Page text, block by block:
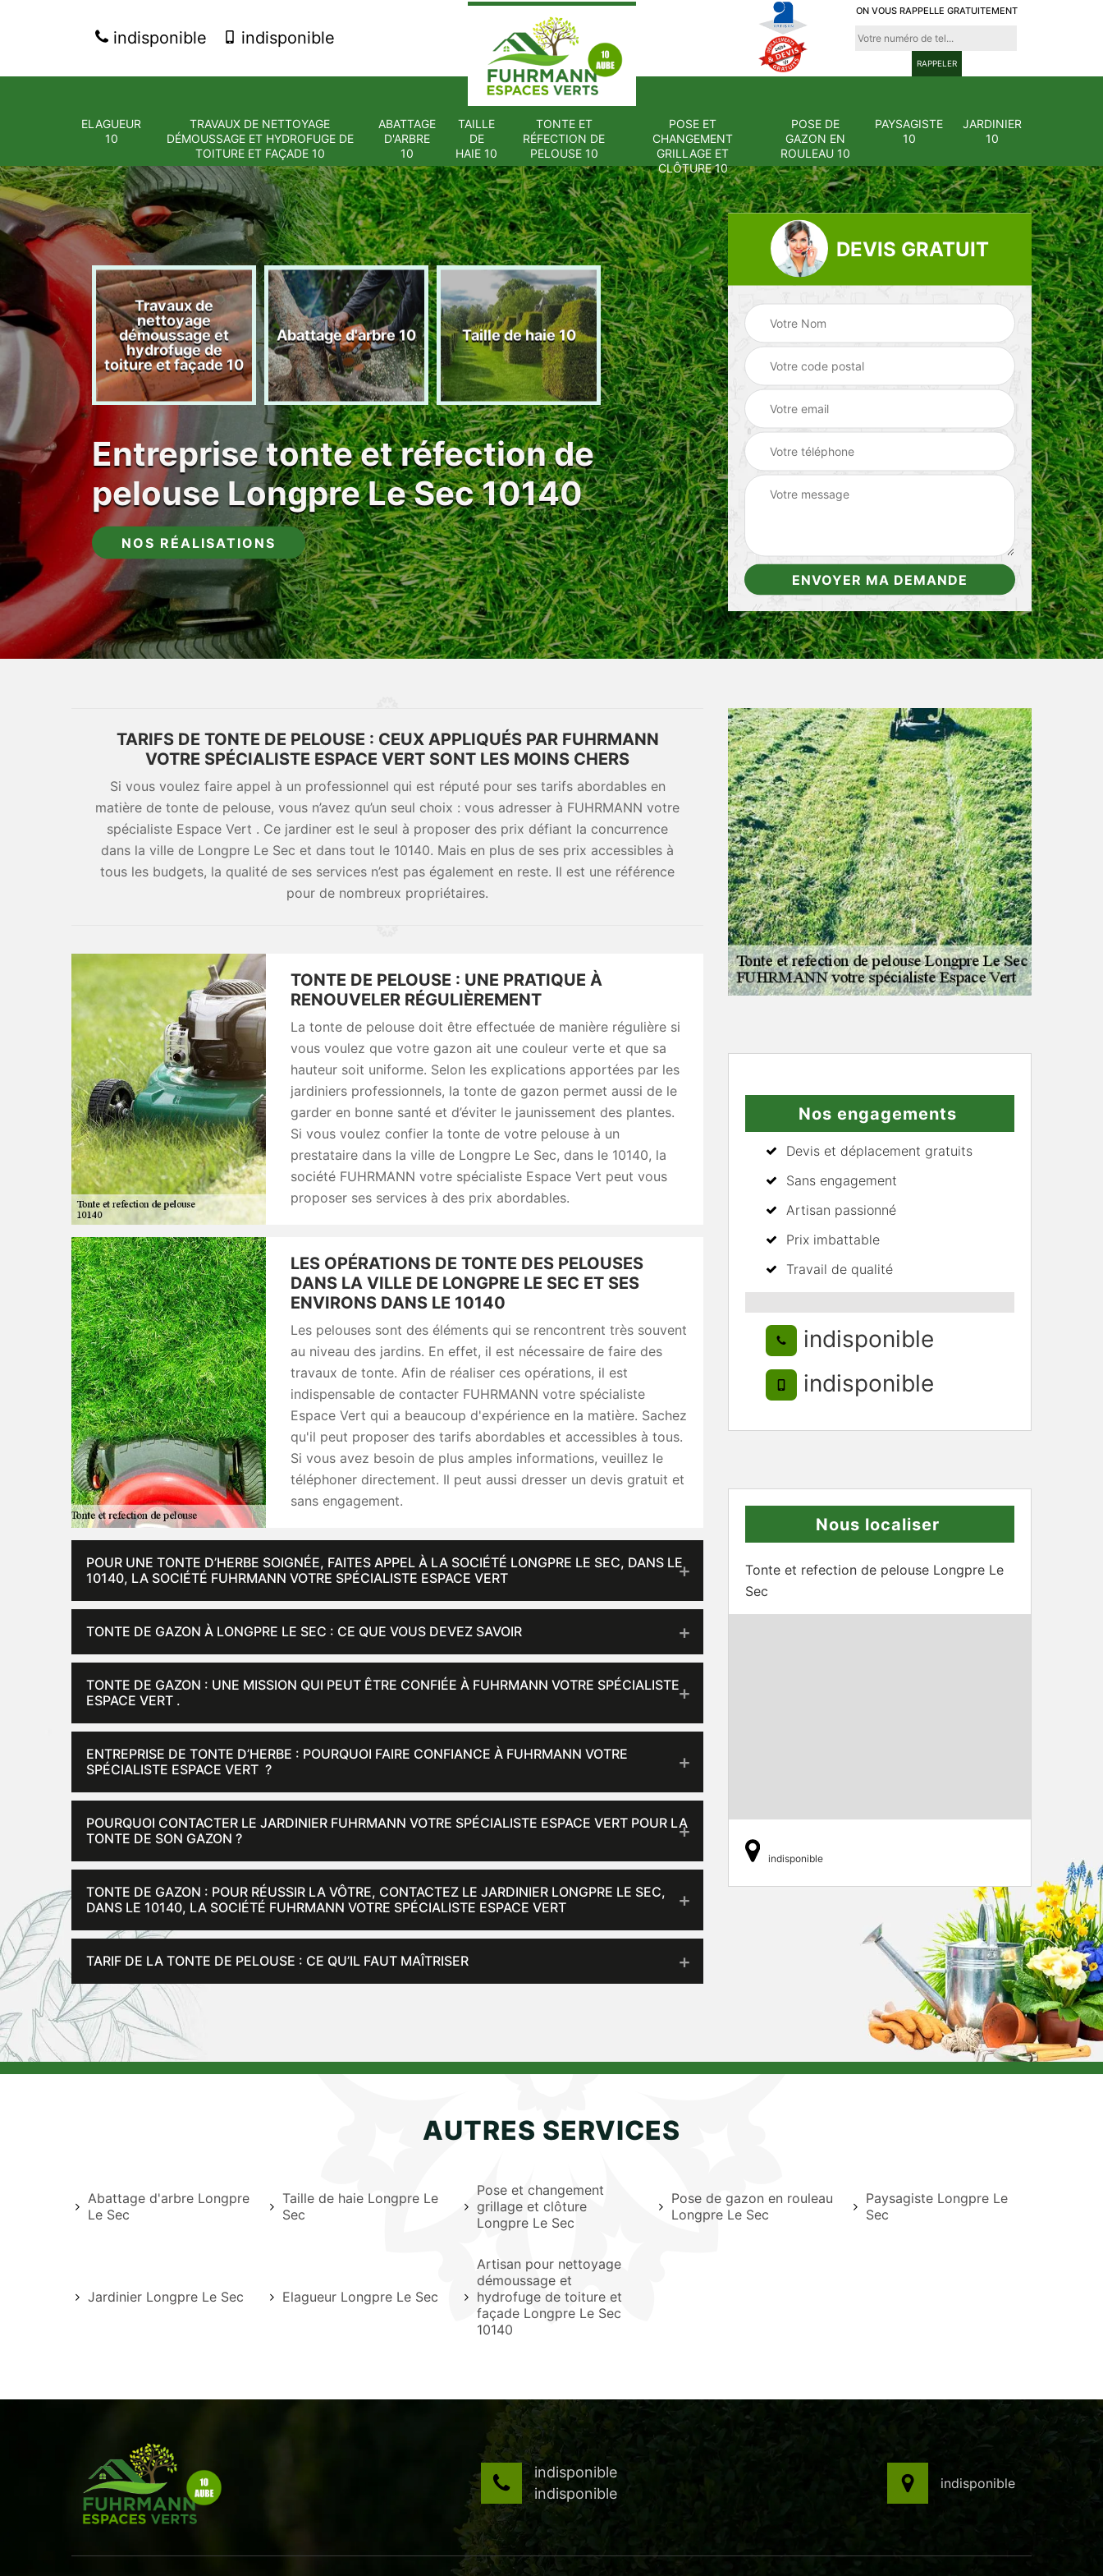
indisponible indisponible
ON VOUS RAPPELLE GRATUITEMENT
ELAGUEUR
10
TRAVAUX DE NETTOYAGE
DÉMOUSSAGE ET HYDROFUGE DE
TOITURE ET FAÇADE 10
ABATTAGE
D'ARBRE
10
TAILLE
DE
HAIE 10
TONTE ET
RÉFECTION DE
PELOUSE 10
POSE ET
CHANGEMENT
GRILLAGE ET
CLÔTURE 10
POSE DE
GAZON EN
ROULEAU 10
PAYSAGISTE
10
JARDINIER
10
10
Travaux de
nettoyage
démoussage et
hydrofuge de
toiture et façade 10
Abattage d'arbre 10 Taille de haie 10
Tonte et réfection
de pelouse 10
changement
grillage et clôture
10
Pose de gazon en
rouleau 10
Entreprise tonte et réfection de
pelouse Longpre Le Sec 10140
NOS RÉALISATIONS
DEVIS GRATUIT
TARIFS DE TONTE DE PELOUSE : CEUX APPLIQUÉS PAR FUHRMANN
VOTRE SPÉCIALISTE ESPACE VERT SONT LES MOINS CHERS
Si vous voulez faire appel à un professionnel qui est réputé pour ses tarifs abordables en
matière de tonte de pelouse, vous n’avez qu’un seul choix : vous adresser à FUHRMANN votre
spécialiste Espace Vert . Ce jardiner est le seul à proposer des prix défiant la concurrence
dans la ville de Longpre Le Sec et dans tout le 10140. Mais en plus de ses prix accessibles à
tous les budgets, la qualité de ses services n’est pas également en reste. Il est une référence
pour de nombreux propriétaires.
TONTE DE PELOUSE : UNE PRATIQUE À
RENOUVELER RÉGULIÈREMENT
La tonte de pelouse doit être effectuée de manière régulière si
vous voulez que votre gazon ait une couleur verte et que sa
hauteur soit uniforme. Selon les explications apportées par les
jardiniers professionnels, la tonte de gazon permet aussi de le
garder en bonne santé et d’éviter le jaunissement des plantes.
Si vous voulez confier la tonte de votre pelouse à un
prestataire dans la ville de Longpre Le Sec, dans le 10140, la
société FUHRMANN votre spécialiste Espace Vert peut vous
proposer ses services à des prix abordables.
LES OPÉRATIONS DE TONTE DES PELOUSES
DANS LA VILLE DE LONGPRE LE SEC ET SES
ENVIRONS DANS LE 10140
Les pelouses sont des éléments qui se rencontrent très souvent
au niveau des jardins. En effet, il est nécessaire de faire des
travaux de tonte. Afin de réaliser ces opérations, il est
indispensable de contacter FUHRMANN votre spécialiste
Espace Vert qui a beaucoup d'expérience en la matière. Sachez
qu'il peut proposer des tarifs abordables et accessibles à tous.
Si vous avez besoin de plus amples informations, veuillez le
téléphoner directement. Il peut aussi dresser un devis gratuit et
sans engagement.
POUR UNE TONTE D’HERBE SOIGNÉE, FAITES APPEL À LA SOCIÉTÉ LONGPRE LE SEC, DANS LE
10140, LA SOCIÉTÉ FUHRMANN VOTRE SPÉCIALISTE ESPACE VERT
TONTE DE GAZON À LONGPRE LE SEC : CE QUE VOUS DEVEZ SAVOIR
TONTE DE GAZON : UNE MISSION QUI PEUT ÊTRE CONFIÉE À FUHRMANN VOTRE SPÉCIALISTE
ESPACE VERT .
ENTREPRISE DE TONTE D’HERBE : POURQUOI FAIRE CONFIANCE À FUHRMANN VOTRE
SPÉCIALISTE ESPACE VERT ?
POURQUOI CONTACTER LE JARDINIER FUHRMANN VOTRE SPÉCIALISTE ESPACE VERT POUR LA
TONTE DE SON GAZON ?
TONTE DE GAZON : POUR RÉUSSIR LA VÔTRE, CONTACTEZ LE JARDINIER LONGPRE LE SEC,
DANS LE 10140, LA SOCIÉTÉ FUHRMANN VOTRE SPÉCIALISTE ESPACE VERT
TARIF DE LA TONTE DE PELOUSE : CE QU’IL FAUT MAÎTRISER
Nos engagements
Devis et déplacement gratuits
Sans engagement
Artisan passionné
Prix imbattable
Travail de qualité
indisponible
indisponible
Nous localiser
Tonte et refection de pelouse Longpre Le
Sec
indisponible
AUTRES SERVICES
Abattage d'arbre Longpre
Le Sec
Taille de haie Longpre Le
Sec
Pose et changement
grillage et clôture
Longpre Le Sec
Pose de gazon en rouleau
Longpre Le Sec
Paysagiste Longpre Le
Sec
Jardinier Longpre Le Sec Elagueur Longpre Le Sec
Artisan pour nettoyage
démoussage et
hydrofuge de toiture et
façade Longpre Le Sec
10140
indisponible
indisponible
indisponible